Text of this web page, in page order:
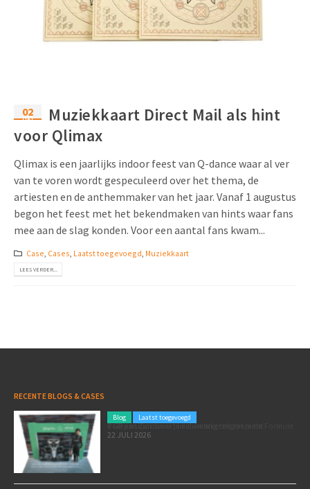
02
okt
Muziekkaart Direct Mail als hint
voor Qlimax
Qlimax is een jaarlijks indoor feest van Q-dance waar al ver
van te voren wordt gespeculeerd over het thema, de
artiesten en de anthemmaker van het jaar. Vanaf 1 augustus
begon het feest met het bekendmaken van hints waar fans
mee aan de slag konden. Voor een aantal fans kwam...
Case Cases Laatst toegevoegd Muziekkaart
LEES VERDER...
RECENTE BLOGS & CASES
Blog Laatst toegevoegd
Poleposition voor je marketing: zó zet je de Formule 1 GP van Zandvoort in als marketingmoment
22 JULI 2026